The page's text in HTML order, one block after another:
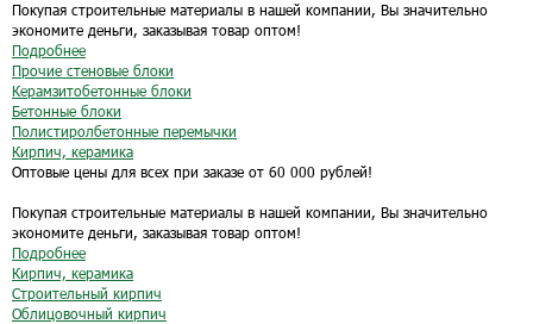
Покупая строительные материалы в нашей компании, Вы значительно
экономите деньги, заказывая товар оптом!
Подробнее
Прочие стеновые блоки
Керамзитобетонные блоки
Бетонные блоки
Полистиролбетонные перемычки
Кирпич, керамика
Оптовые цены для всех при заказе от 60 000 рублей!
Покупая строительные материалы в нашей компании, Вы значительно
экономите деньги, заказывая товар оптом!
Подробнее
Кирпич, керамика
Строительный кирпич
Облицовочный кирпич